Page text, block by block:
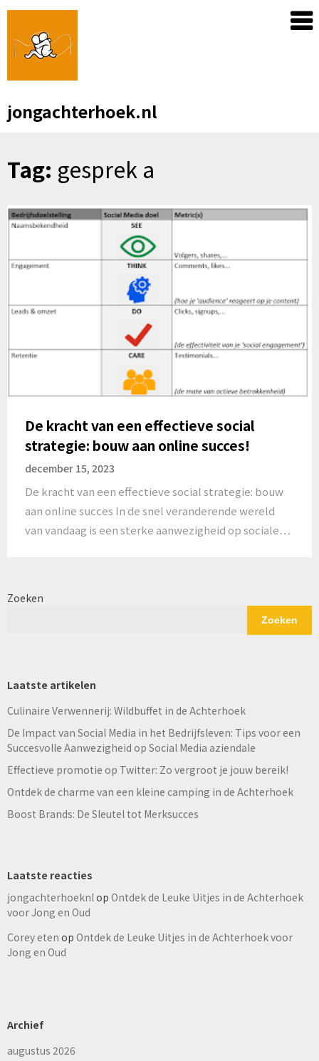
Skip
content
jongachterhoek.nl
Tag: gesprek a
De kracht van een effectieve social
strategie: bouw aan online succes!
december 15, 2023
De kracht van een effectieve social strategie: bouw
aan online succes In de snel veranderende wereld
van vandaag is een sterke aanwezigheid op sociale…
Zoeken
Zoeken
Laatste artikelen
Culinaire Verwennerij: Wildbuffet in de Achterhoek
De Impact van Social Media in het Bedrijfsleven: Tips voor een
Succesvolle Aanwezigheid op Social Media aziendale
Effectieve promotie op Twitter: Zo vergroot je jouw bereik!
Ontdek de charme van een kleine camping in de Achterhoek
Boost Brands: De Sleutel tot Merksucces
Laatste reacties
jongachterhoeknlop Ontdek de Leuke Uitjes in de Achterhoek
voor Jong en Oud
Corey eten op Ontdek de Leuke Uitjes in de Achterhoek voor
Jong en Oud
Archief
augustus 2026